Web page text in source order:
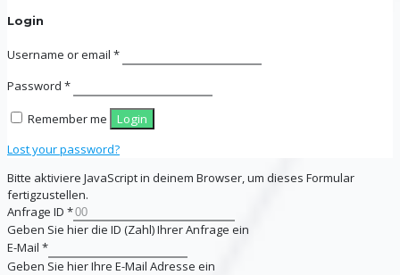
Login
Username or email *
Password *
Remember me
Login
Lost your password?
Bitte aktiviere JavaScript in deinem Browser, um dieses Formular
fertigzustellen.
Anfrage ID *
Geben Sie hier die ID (Zahl) Ihrer Anfrage ein
E-Mail *
Geben Sie hier Ihre E-Mail Adresse ein